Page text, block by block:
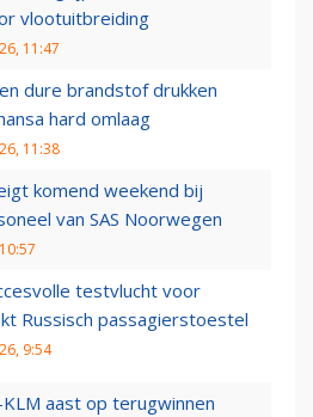
vlootuitbreiding
11:47
dure brandstof drukken
hard omlaag
11:38
komend weekend bij
van SAS Noorwegen
testvlucht voor
Russisch passagierstoestel
9:54
KLM aast op terugwinnen